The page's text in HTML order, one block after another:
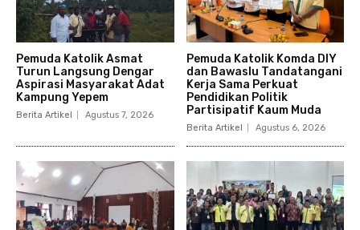
Pemuda Katolik Asmat
Turun Langsung Dengar
Aspirasi Masyarakat Adat
Kampung Yepem
Berita Artikel Agustus 7, 2026
Pemuda Katolik Komda DIY
dan Bawaslu Tandatangani
Kerja Sama Perkuat
Pendidikan Politik
Partisipatif Kaum Muda
Berita Artikel Agustus 6, 2026